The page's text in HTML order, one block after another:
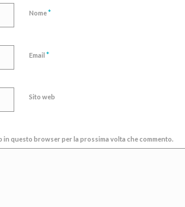
Nome*
Email *
Sito web
in questo browser per la prossima volta che commento.